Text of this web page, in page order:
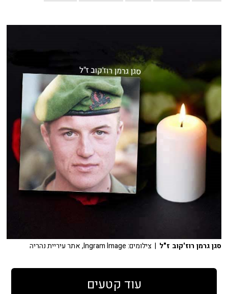
סגן גרמן רוז'קוב ז"ל | צילומים: Ingram Image, אתר עיריית נהריה
עוד קטעים